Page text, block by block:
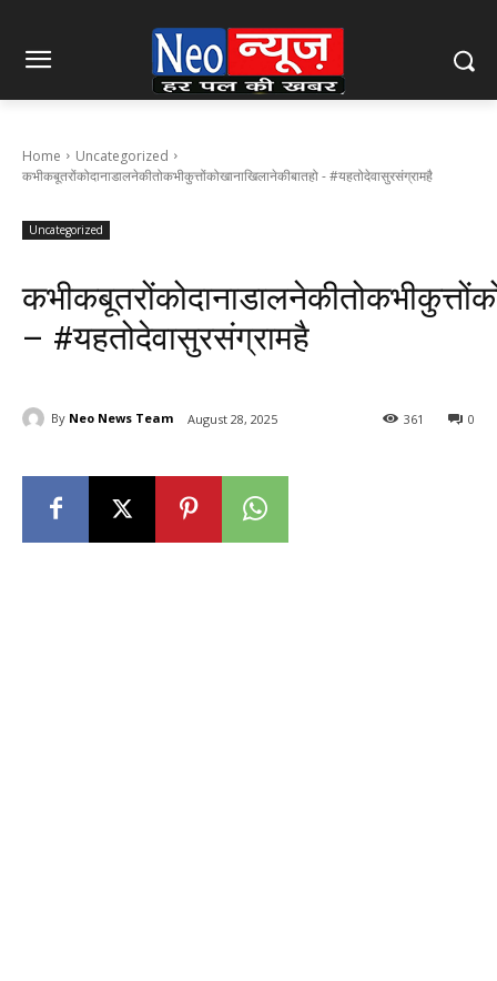
Home
Uncategorized
कभीकबूतरोंकोदानाडालनेकीतोकभीकुत्तोंकोखानाखिलानेकीबातहो - #यहतोदेवासुरसंग्रामहै
Uncategorized
– #यहतोदेवासुरसंग्रामहै
By Neo News Team August 28, 2025 0
361